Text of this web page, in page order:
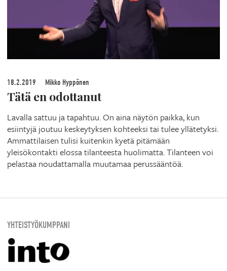
18.2.2019 Mikko Hyppönen
Tätä en odottanut
Lavalla sattuu ja tapahtuu. On aina näytön paikka, kun
esiintyjä joutuu keskeytyksen kohteeksi tai tulee yllätetyksi.
Ammattilaisen tulisi kuitenkin kyetä pitämään
yleisökontakti elossa tilanteesta huolimatta. Tilanteen voi
pelastaa noudattamalla muutamaa perussääntöä.
YHTEISTYÖKUMPPANI